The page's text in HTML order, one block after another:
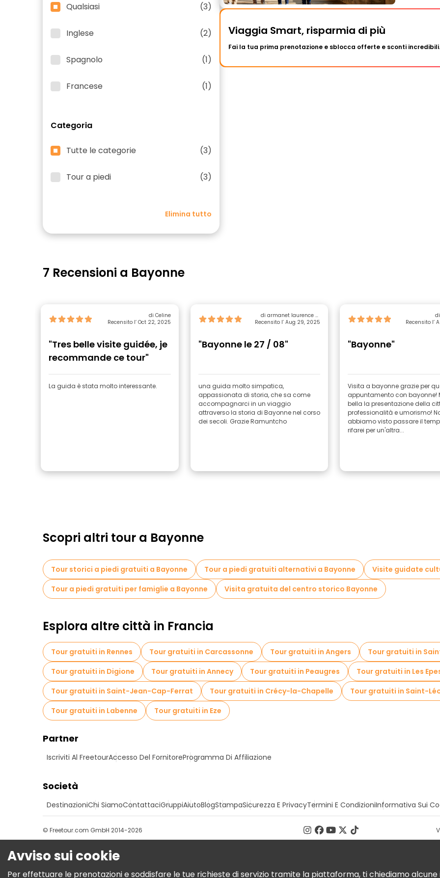
Qualsiasi (3)
Inglese (2)
Spagnolo (1)
Francese (1)
Categoria
Tutte le categorie (3)
Tour a piedi (3)
Elimina tutto
Viaggia Smart, risparmia di più
Fai la tua prima prenotazione e sblocca offerte e sconti incredibili.
7 Recensioni a Bayonne
di Celine
Recensito l’ Oct 22, 2025
"Tres belle visite guidée, je
recommande ce tour"
La guida è stata molto interessante.
di armanet laurence et
pierre
Recensito l’ Aug 29, 2025
"Bayonne le 27 / 08"
una guida molto simpatica,
appassionata di storia, che sa come
accompagnarci in un viaggio
attraverso la storia di Bayonne nel corso
dei secoli. Grazie Ramuntcho
Recensito l’
"Bayonne"
Visita a bayonne grazie per
appuntamento con bayonne!
bella la presentazione della
professionalità e umorismo!
abbiamo visto passare il
rifarei per un'altra...
Scopri altri tour a Bayonne
Tour storici a piedi gratuiti a Bayonne Tour a piedi gratuiti alternativi a Bayonne
Visite guidate
Tour a piedi gratuiti per famiglie a Bayonne
Visita gratuita del centro storico Bayonne
Esplora altre città in Francia
Tour gratuiti in Rennes Tour gratuiti in Carcassonne Tour gratuiti in Angers
Tour gratuiti in
Tour gratuiti in Digione
Tour gratuiti in Annecy Tour gratuiti in Peaugres
Tour gratuiti in Les
Tour gratuiti in Saint-Jean-Cap-Ferrat
Tour gratuiti in Crécy-la-Chapelle
Tour gratuiti in Saint-
Tour gratuiti in Labenne
Tour gratuiti in Eze
Partner
Iscriviti Al FreetourAccesso Del FornitoreProgramma Di Affiliazione
Società
DestinazioniChi SiamoContattaciGruppiAiutoBlogStampaSicurezza E PrivacyTermini E CondizioniInformativa Sui
© Freetour.com GmbH 2014-2026
Avviso sui cookie
Per effettuare le prenotazioni e soddisfare le tue richieste di servizio tramite la piattaforma, ti chiediamo alcune